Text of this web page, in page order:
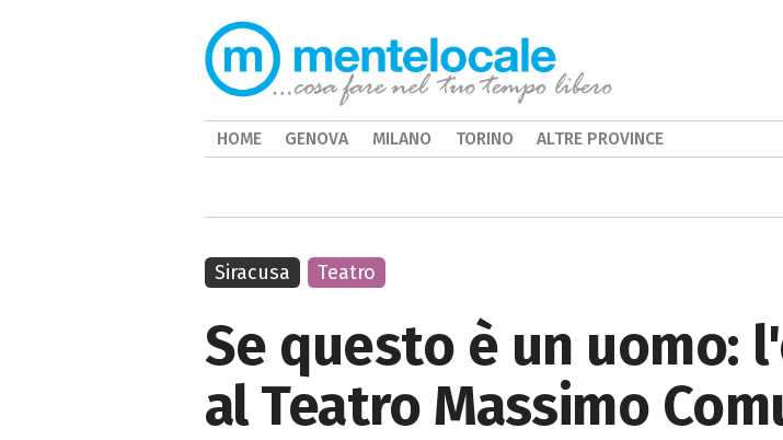
Se questo è un uomo:
al Teatro Massimo
Siracusa Teatro
HOME GENOVA MILANO TORINO ALTRE PROVINCE